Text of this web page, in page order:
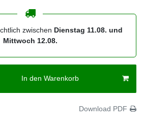
zwischen Dienstag 11.08. und
Mittwoch 12.08.
In den Warenkorb
Download PDF